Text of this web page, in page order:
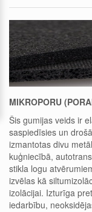
MIKROPORU
Šis gumijas veids ir
saspiedīsies un
izmantotas divu
kuģniecībā,
stikla logu
izvēlas kā
izolācijai. Izturīga
iedarbību,